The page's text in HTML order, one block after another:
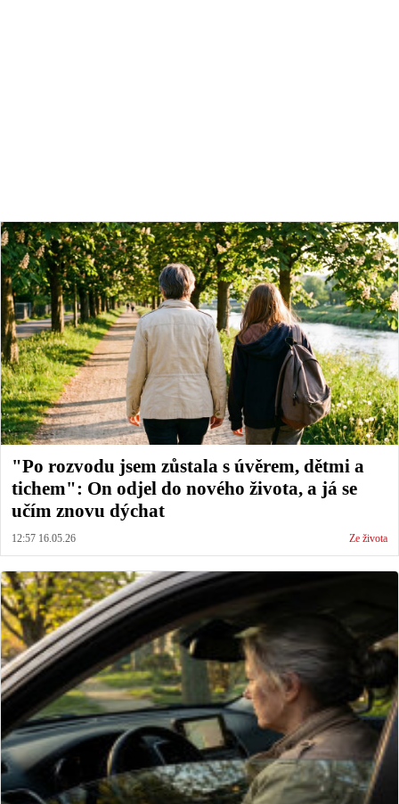
"Po rozvodu jsem zůstala s úvěrem, dětmi a
tichem": On odjel do nového života, a já se
učím znovu dýchat
12:57 16.05.26 Ze života